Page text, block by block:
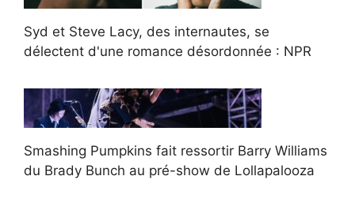
Syd et Steve Lacy, des internautes, se
délectent d'une romance désordonnée : NPR
Smashing Pumpkins fait ressortir Barry Williams
du Brady Bunch au pré-show de Lollapalooza